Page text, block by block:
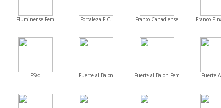
Fluminense Fem Fortaleza F.C. Franco Canadiense Franco
FSed Fuerte al Balon Fuerte al Balon Fem Fuerte